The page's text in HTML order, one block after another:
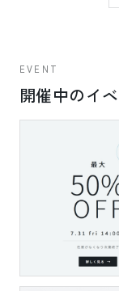
EVENT
開催中のイ